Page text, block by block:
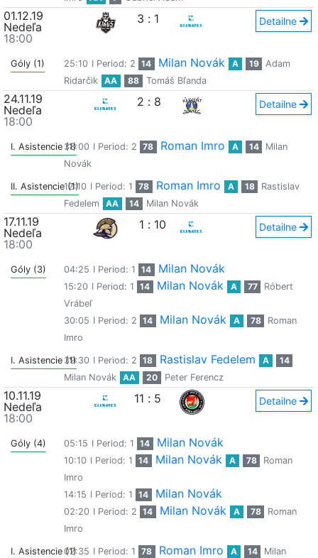
01.12.19
Nedeľa
18:00
3 : 1 Detailne
Góly (1) 25:10 I Period: 2 14 Milan Novák A 19
Adam
Ridarčik
AA 88 Tomáš Bľanda
24.11.19
Nedeľa
18:00
2 : 8 Detailne
I. Asistencie (1)38:00 I Period: 2 78 Roman Imro A 14
Milan
Novák
II. Asistencie (1)
12:10 I Period: 1 78 Roman Imro A 18
Rastislav
Fedelem
AA 14 Milan Novák
17.11.19
Nedeľa
18:00
1 : 10 Detailne
Góly (3) 04:25 I Period: 1 14 Milan Novák
15:20 I Period: 1 14 Milan Novák A 77
Róbert
Vrábeľ
30:05 I Period: 2 14 Milan Novák A 78
Roman
Imro
I. Asistencie (1)39:30 I Period: 2 18 Rastislav Fedelem A
14
Milan Novák
AA 20 Peter Ferencz
10.11.19
Nedeľa
18:00
11 : 5 Detailne
Góly (4) 05:15 I Period: 1 14 Milan Novák
10:10 I Period: 1 14 Milan Novák A 78
Roman
Imro
14:15 I Period: 1 14 Milan Novák
02:20 I Period: 2 14 Milan Novák A 78
Roman
Imro
I. Asistencie (1)02:35 I Period: 1 78 Roman Imro A 14
Milan